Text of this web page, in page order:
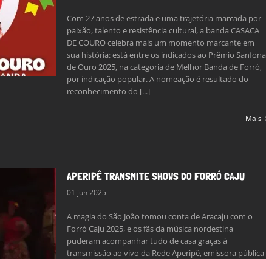
Com 27 anos de estrada e uma trajetória marcada por
paixão, talento e resistência cultural, a banda CASACA
DE COURO celebra mais um momento marcante em
sua história: está entre os indicados ao Prêmio Sanfona
de Ouro 2025, na categoria de Melhor Banda de Forró,
por indicação popular. A nomeação é resultado do
reconhecimento do [...]
Mais
APERIPÊ TRANSMITE SHOWS DO FORRÓ CAJU
01 jun 2025
A magia do São João tomou conta de Aracaju com o
Forró Caju 2025, e os fãs da música nordestina
puderam acompanhar tudo de casa graças à
transmissão ao vivo da Rede Aperipê, emissora pública